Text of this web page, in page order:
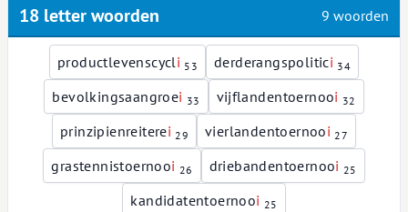
18 letter woorden 9 woorden
productlevenscycli 53 derderangspolitici 34
bevolkingsaangroei 33 vijflandentoernooi 32
prinzipienreiterei 29 vierlandentoernooi 27
grastennistoernooi 26 driebandentoernooi 25
kandidatentoernooi 25